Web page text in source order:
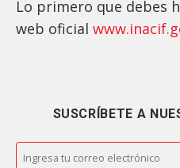
Lo primero que debes
web oficial
SUSCRÍBETE A